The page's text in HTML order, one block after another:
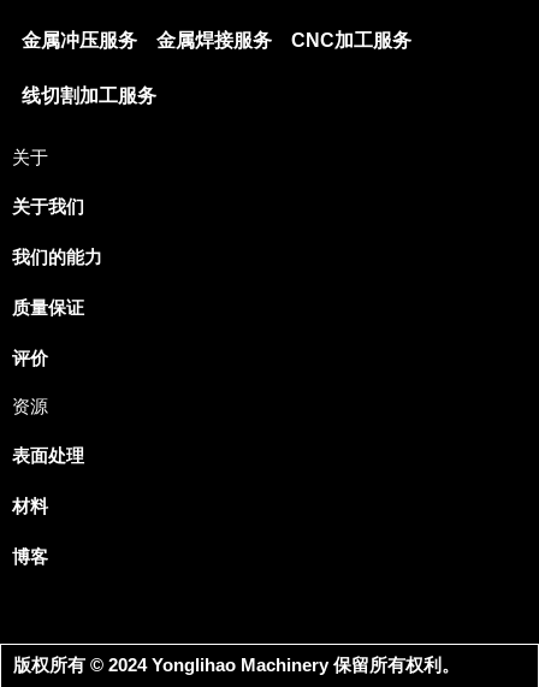
金属冲压服务 金属焊接服务 CNC加工服务
线切割加工服务
关于
关于我们
我们的能力
质量保证
评价
资源
表面处理
材料
博客
版权所有 © 2024 Yonglihao Machinery 保留所有权利。